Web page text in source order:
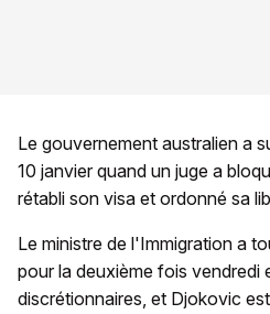
Le gouvernement australien a
10 janvier quand un juge a
rétabli son visa et ordonné sa
Le ministre de l'Immigration a
pour la deuxième fois vendredi
discrétionnaires, et Djokovic